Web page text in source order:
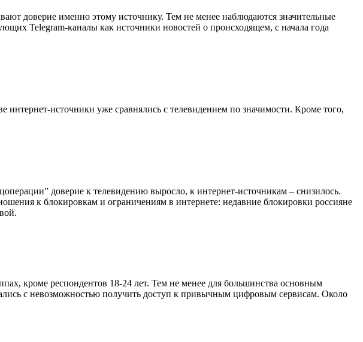
доверие именно этому источнику. Тем не менее наблюдаются значительные
Telegram-каналы как источники новостей о происходящем, с начала года
источники уже сравнялись с телевидением по значимости. Кроме того,
доверие к телевидению выросло, к интернет-источникам – снизилось.
к блокировкам и ограничениям в интернете: недавние блокировки россияне
кроме респондентов 18-24 лет. Тем не менее для большинства основным
с невозможностью получить доступ к привычным цифровым сервисам. Около